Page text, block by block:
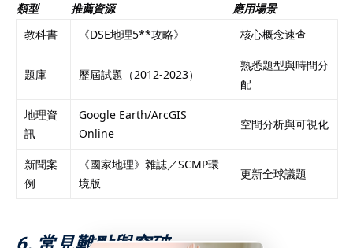
類型 推薦資源
應用場景
教科書
《DSE地理5**攻略》 核心概念速查
題庫 歷屆試題（2012-2023）
熟悉題型與時間分
配
地理資
訊
Google Earth/ArcGIS
Online
空間分析與可視化
新聞案
例
《國家地理》雜誌／SCMP環
境版
更新全球議題